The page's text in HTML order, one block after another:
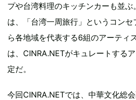
プや台湾料理のキッチンカーも並
は、「台湾一周旅行」というコン
ら各地域を代表する6組のアーティ
は、CINRA.NETがキュレートする
定だ。
今回CINRA.NETでは、中華文化総